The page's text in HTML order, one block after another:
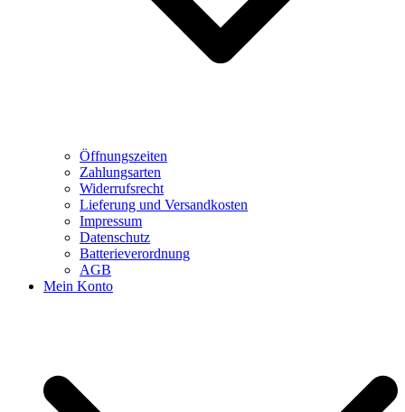
Öffnungszeiten
Zahlungsarten
Widerrufsrecht
Lieferung und Versandkosten
Impressum
Datenschutz
Batterieverordnung
AGB
Mein Konto